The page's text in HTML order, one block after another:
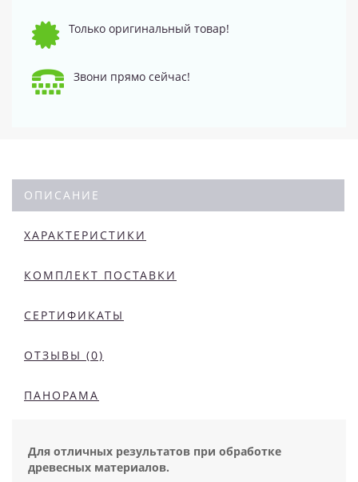
Только оригинальный товар!
Звони прямо сейчас!
ОПИСАНИЕ
ХАРАКТЕРИСТИКИ
КОМПЛЕКТ ПОСТАВКИ
СЕРТИФИКАТЫ
ОТЗЫВЫ (0)
ПАНОРАМА
Для отличных результатов при обработке
древесных материалов.